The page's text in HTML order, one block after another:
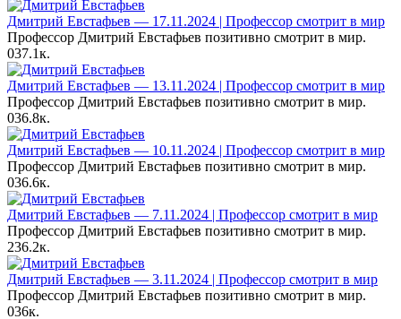
Дмитрий Евстафьев — 17.11.2024 | Профессор смотрит в мир
Профессор Дмитрий Евстафьев позитивно смотрит в мир.
037.1к.
Дмитрий Евстафьев — 13.11.2024 | Профессор смотрит в мир
Профессор Дмитрий Евстафьев позитивно смотрит в мир.
036.8к.
Дмитрий Евстафьев — 10.11.2024 | Профессор смотрит в мир
Профессор Дмитрий Евстафьев позитивно смотрит в мир.
036.6к.
Дмитрий Евстафьев — 7.11.2024 | Профессор смотрит в мир
Профессор Дмитрий Евстафьев позитивно смотрит в мир.
236.2к.
Дмитрий Евстафьев — 3.11.2024 | Профессор смотрит в мир
Профессор Дмитрий Евстафьев позитивно смотрит в мир.
036к.